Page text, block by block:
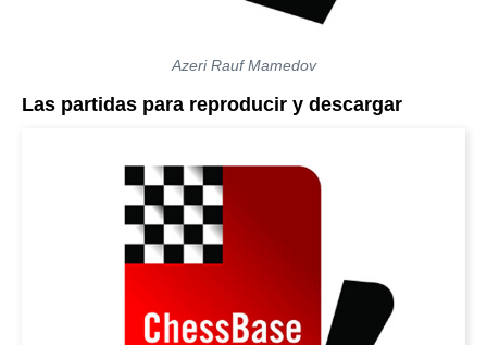
Azeri Rauf Mamedov
Las partidas para reproducir y descargar